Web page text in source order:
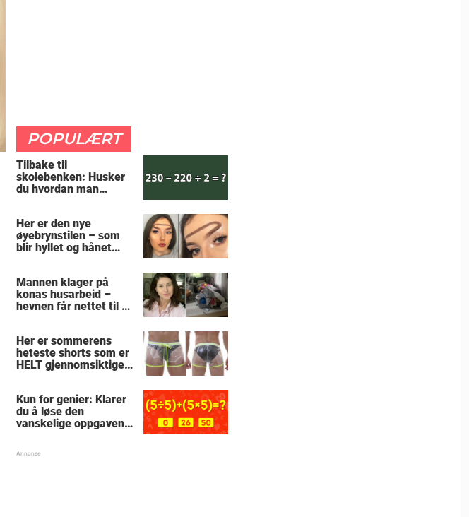
POPULÆRT
Tilbake til
skolebenken: Husker
du hvordan man
Her er den nye
øyebrynstilen – som
blir hyllet og hånet
Mannen klager på
konas husarbeid –
hevnen får nettet til å
Her er sommerens
heteste shorts som er
HELT gjennomsiktige
Kun for genier: Klarer
du å løse den
vanskelige oppgaven